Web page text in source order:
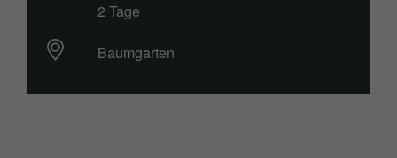
2 Tage
Baumgarten